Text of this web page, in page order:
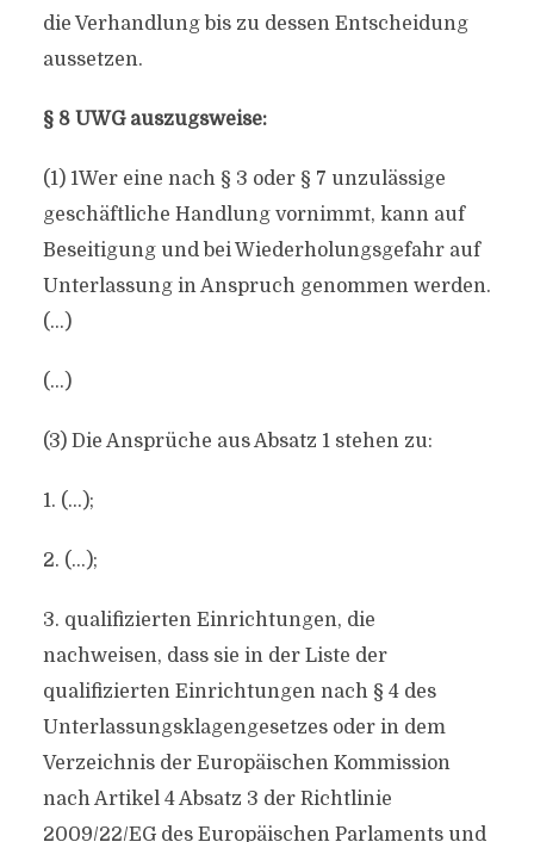
die Verhandlung bis zu dessen Entscheidung
aussetzen.
§ 8 UWG auszugsweise:
(1) 1Wer eine nach § 3 oder § 7 unzulässige
geschäftliche Handlung vornimmt, kann auf
Beseitigung und bei Wiederholungsgefahr auf
Unterlassung in Anspruch genommen werden.
(…)
(…)
(3) Die Ansprüche aus Absatz 1 stehen zu:
1. (…);
2. (…);
3. qualifizierten Einrichtungen, die
nachweisen, dass sie in der Liste der
qualifizierten Einrichtungen nach § 4 des
Unterlassungsklagengesetzes oder in dem
Verzeichnis der Europäischen Kommission
nach Artikel 4 Absatz 3 der Richtlinie
2009/22/EG des Europäischen Parlaments und